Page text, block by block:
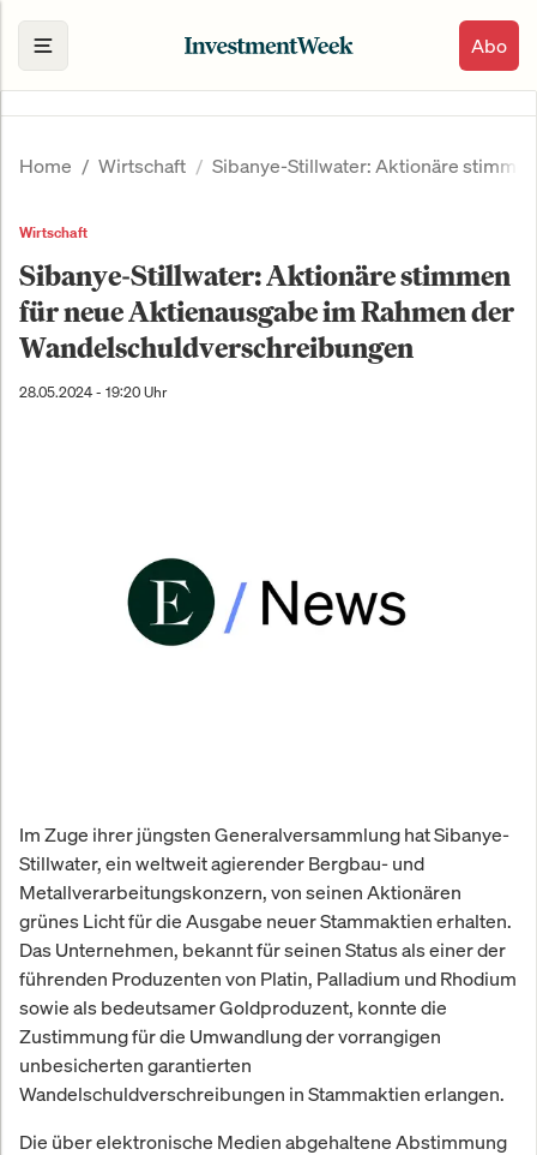
Abo
Home Wirtschaft Sibanye-Stillwater: Aktionäre
Wirtschaft
Sibanye-Stillwater: Aktionäre stimmen
für neue Aktienausgabe im Rahmen der
Wandelschuldverschreibungen
28.05.2024 - 19:20 Uhr
Im Zuge ihrer jüngsten Generalversammlung hat Sibanye-
Stillwater, ein weltweit agierender Bergbau- und
Metallverarbeitungskonzern, von seinen Aktionären
grünes Licht für die Ausgabe neuer Stammaktien erhalten.
Das Unternehmen, bekannt für seinen Status als einer der
führenden Produzenten von Platin, Palladium und Rhodium
sowie als bedeutsamer Goldproduzent, konnte die
Zustimmung für die Umwandlung der vorrangigen
unbesicherten garantierten
Wandelschuldverschreibungen in Stammaktien erlangen.
Die über elektronische Medien abgehaltene Abstimmung